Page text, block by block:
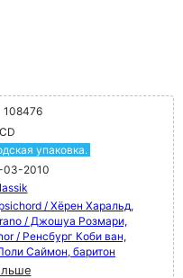
108476
упаковка.
03-2010
/ Хёрен Харальд,
/ Джошуа Розмари,
/ Ренсбург Коби ван,
Саймон, баритон